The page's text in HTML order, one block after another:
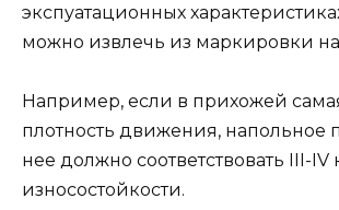
экспуатационных
можно извлечь из маркировки
Например, если в прихожей
плотность движения, напольное
нее должно соответствовать III-IV
износостойкости.